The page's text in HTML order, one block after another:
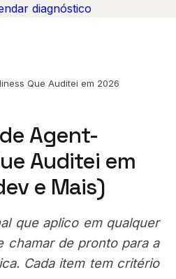
diagnóstico
Que Auditei em 2026
Agent-
Auditei em
e Mais)
que aplico em qualquer
chamar de pronto para a
Cada item tem critério